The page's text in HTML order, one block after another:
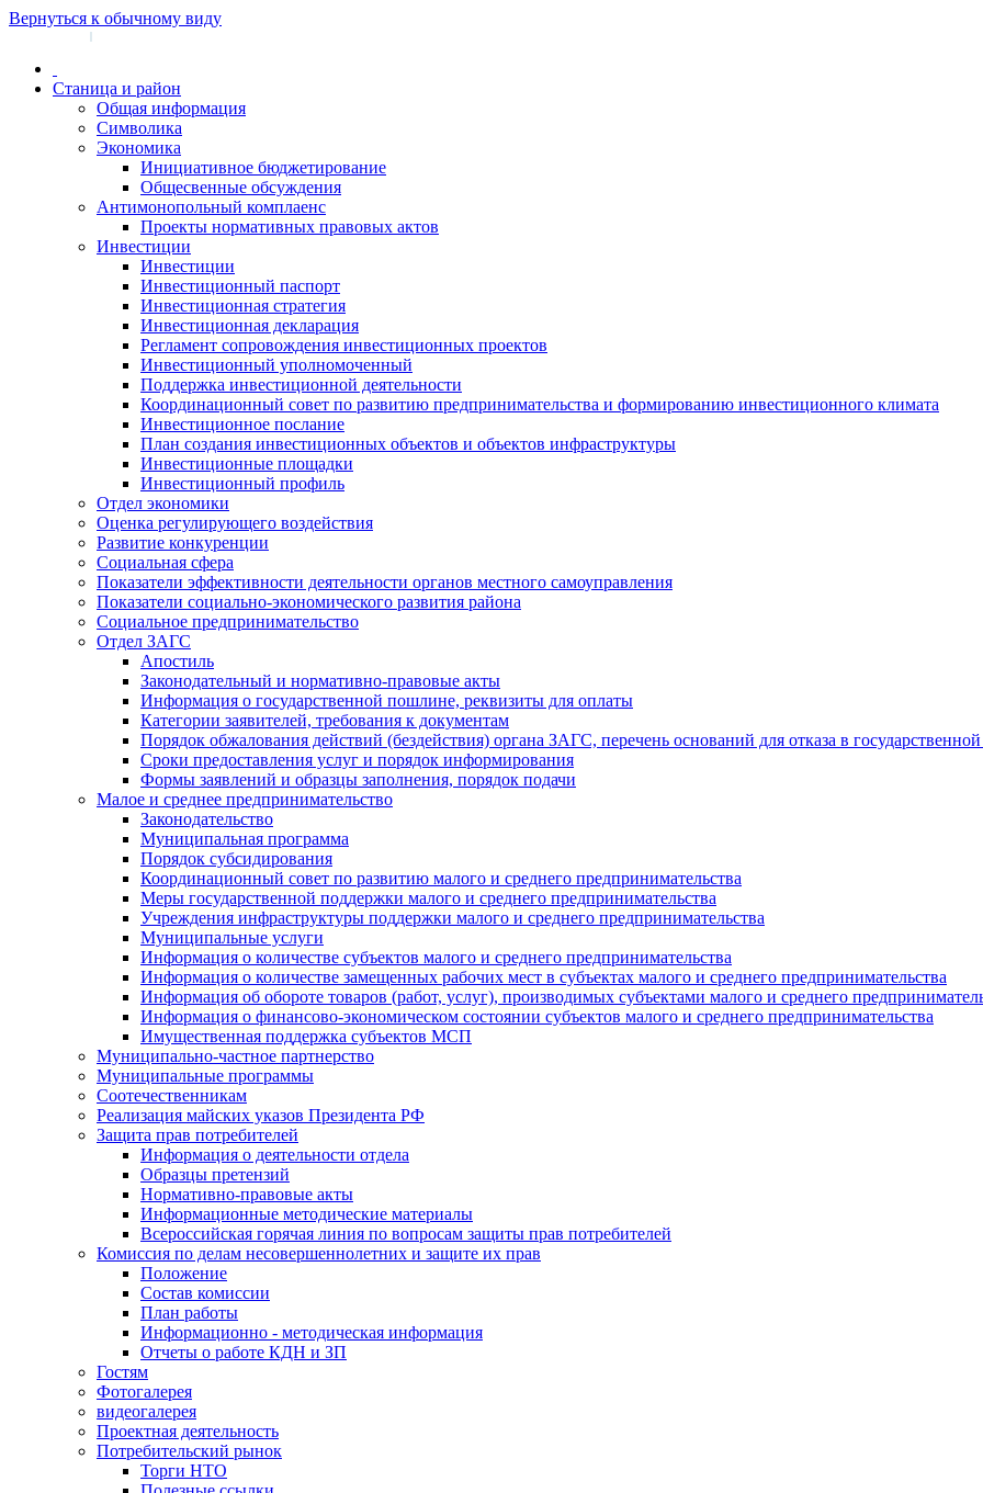
Вернуться к обычному виду
|
Станица и район
Общая информация
Символика
Экономика
Инициативное бюджетирование
Общесвенные обсуждения
Антимонопольный комплаенс
Проекты нормативных правовых актов
Инвестиции
Инвестиции
Инвестиционный паспорт
Инвестиционная стратегия
Инвестиционная декларация
Регламент сопровождения инвестиционных проектов
Инвестиционный уполномоченный
Поддержка инвестиционной деятельности
Координационный совет по развитию предпринимательства и формированию инвестиционного климата
Инвестиционное послание
План создания инвестиционных объектов и объектов инфраструктуры
Инвестиционные площадки
Инвестиционный профиль
Отдел экономики
Оценка регулирующего воздействия
Развитие конкуренции
Социальная сфера
Показатели эффективности деятельности органов местного самоуправления
Показатели социально-экономического развития района
Социальное предпринимательство
Отдел ЗАГС
Апостиль
Законодательный и нормативно-правовые акты
Информация о государственной пошлине, реквизиты для оплаты
Категории заявителей, требования к документам
Порядок обжалования действий (бездействия) органа ЗАГС, перечень оснований для отказа в
Сроки предоставления услуг и порядок информирования
Формы заявлений и образцы заполнения, порядок подачи
Малое и среднее предпринимательство
Законодательство
Муниципальная программа
Порядок субсидирования
Координационный совет по развитию малого и среднего предпринимательства
Меры государственной поддержки малого и среднего предпринимательства
Учреждения инфраструктуры поддержки малого и среднего предпринимательства
Муниципальные услуги
Информация о количестве субъектов малого и среднего предпринимательства
Информация о количестве замещенных рабочих мест в субъектах малого и среднего предпринимательства
Информация об обороте товаров (работ, услуг), производимых субъектами малого и среднего
Информация о финансово-экономическом состоянии субъектов малого и среднего предпринимательства
Имущественная поддержка субъектов МСП
Муниципально-частное партнерство
Муниципальные программы
Соотечественникам
Реализация майских указов Президента РФ
Защита прав потребителей
Информация о деятельности отдела
Образцы претензий
Нормативно-правовые акты
Информационные методические материалы
Всероссийская горячая линия по вопросам защиты прав потребителей
Комиссия по делам несовершеннолетних и защите их прав
Положение
Состав комиссии
План работы
Информационно - методическая информация
Отчеты о работе КДН и ЗП
Гостям
Фотогалерея
видеогалерея
Проектная деятельность
Потребительский рынок
Торги НТО